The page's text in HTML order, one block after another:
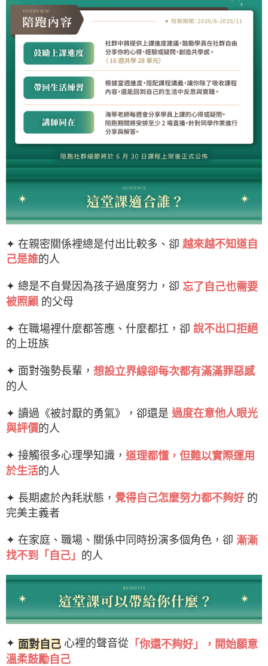
✦ 在親密關係裡總是付出比較多、卻 越來越不知道自
己是誰的人
✦ 總是不自覺因為孩子過度努力，卻 忘了自己也需要
被照顧 的父母
✦ 在職場裡什麼都答應、什麼都扛，卻 說不出口拒絕
的上班族
✦ 面對強勢長輩， 想設立界線卻每次都有滿滿罪惡感
的人
✦ 讀過《被討厭的勇氣》，卻還是 過度在意他人眼光
與評價的人
✦ 接觸很多心理學知識， 道理都懂，但難以實際運用
於生活的人
✦ 長期處於內耗狀態， 覺得自己怎麼努力都不夠好 的
完美主義者
✦ 在家庭、職場、關係中同時扮演多個角色，卻 漸漸
找不到「自己」 的人
✦ 面對自己 心裡的聲音從 「你還不夠好」，開始願意
溫柔鼓勵自己